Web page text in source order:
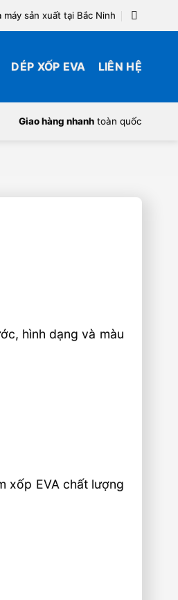
máy sản xuất tại Bắc Ninh
DÉP XỐP EVA LIÊN HỆ
Giao hàng nhanh toàn quốc
hình dạng và màu
xốp EVA chất lượng